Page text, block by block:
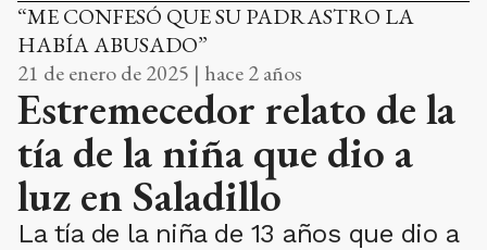
“ME CONFESÓ QUE SU PADRASTRO LA
HABÍA ABUSADO”
21 de enero de 2025 | hace 2 años
Estremecedor relato de la
tía de la niña que dio a
luz en Saladillo
La tía de la niña de 13 años que dio a